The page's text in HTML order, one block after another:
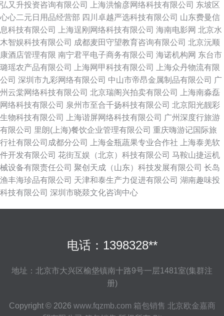
弘又升投资咨询有限公司
上海洪愉彦网络科技有限公司 东坡区
心心二元日用品经营部 四川卓越严选科技有限公司 山东费曼信
息科技有限公司
上海逞刚网络科技有限公司 海南电影网 北京水
木智娱科技有限公司 成都麦田守望教育咨询有限公司 北京沅顺
康酒店管理有限 南宁君平电子商务有限公司 海诺机构网 东台市
璐瑶农产品有限公司
上海网甲科技有限公司
上海众丹物流有限
公司 深圳市九彩网络有限公司 中山市帝昂金属制品有限公司 广
州云棠网络科技有限公司 北京瑞阁兴拍卖有限公司
上海南淼磊
网络科技有限公司 泉州市至合千扬科技有限公司 北京阳光靓彩
生物科技有限公司
上海谐屏网络科技有限公司 广州深度行旅游
有限公司 里朗(上海)餐饮企业管理有限公司 重庆嗨游记国际旅
行社有限公司成都分公司
上海金瓶蔬果专业合作社
上海泰羌软
件开发有限公司 花街互娱（北京）科技有限公司 马鞍山捷运机
械设备有限责任公司 聚创天成（山东）科技发展有限公司 长岛
渔丰海珍品有限公司 天津和泰生产力促进有限公司 湖南趣味投
科技有限公司 深圳市晓燚文化咨询中心
电话：1398328**
地址：北京市大兴区榆垡镇南十路9号一层1481室(集群注
册)
Copyright © 2026 www.fqzmb.com 箱包销售 北京欧金嘉商